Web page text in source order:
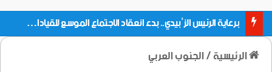
برعاية الرئيس الزُبيدي.. بدء انعقاد الاجتماع الموسع للقيادات المحلية بالعاصمة ولمديريات وكتل مجلس العموم ومنسقيات الجامعة بالعاصمة عدن
الرئيسية/الجنوب العربي